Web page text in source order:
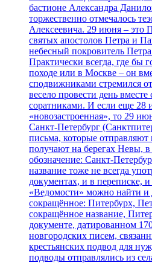
бастионе Александра
торжественно отмечалось
Алексеевича. 29 июня – это
святых апостолов Петра и
небесный покровитель
Практически всегда, где бы
походе или в Москве – он
сподвижниками стремился
весело провести день
соратниками. И если еще 28
«новозастроенная», то 29
Санкт-Петербург
письма, которые отправляют
получают на берегах Невы, в
обозначение: Санкт-
название тоже не всегда
документах, и в переписке, и
«Ведомости» можно найти и
сокращённое: Питербурх,
сокращённое название,
документе, датированном
новгородских писем,
крестьянских подвод для
подводы отправлялись из